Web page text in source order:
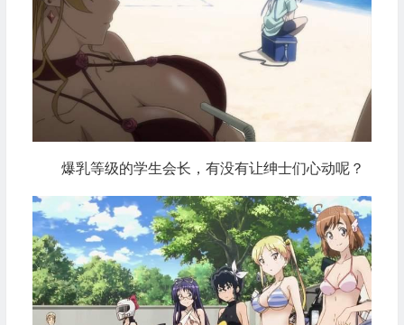
爆乳等级的学生会长，有没有让绅士们心动呢？